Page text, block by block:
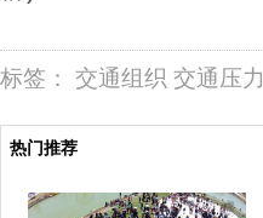
标签： 交通组织 交通压力
热门推荐